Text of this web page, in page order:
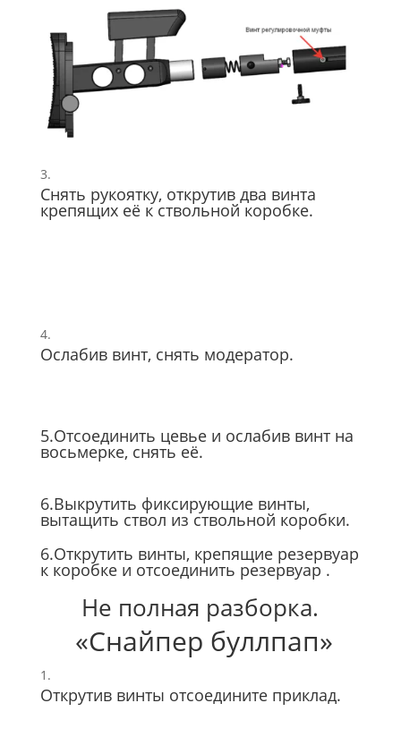
Снять рукоятку, открутив два винта
крепящих её к ствольной коробке.
Ослабив винт, снять модератор.
5.Отсоединить цевье и ослабив винт на
восьмерке, снять её.
6.Выкрутить фиксирующие винты,
вытащить ствол из ствольной коробки.
6.Открутить винты, крепящие резервуар
к коробке и отсоединить резервуар .
Не полная разборка.
«Снайпер буллпап»
Открутив винты отсоедините приклад.